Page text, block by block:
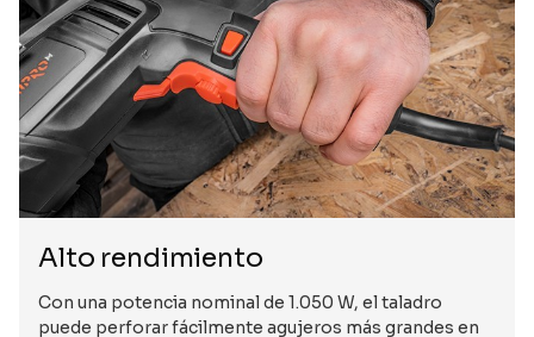
Alto rendimiento
Con una potencia nominal de 1.050 W, el taladro
puede perforar fácilmente agujeros más grandes en